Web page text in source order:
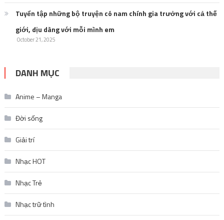
Tuyển tập những bộ truyện có nam chính gia trưởng với cả thế
giới, dịu dàng với mỗi mình em
October 21, 2025
DANH MỤC
Anime – Manga
Đời sống
Giải trí
Nhạc HOT
Nhạc Trẻ
Nhạc trữ tình